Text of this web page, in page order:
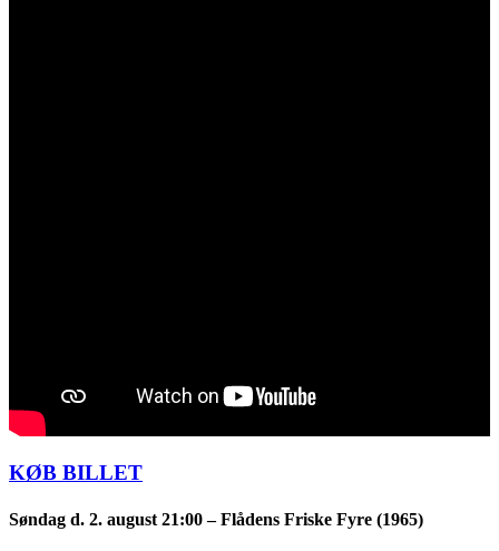
KØB BILLET
Søndag d. 2. august 21:00 –Flådens Friske Fyre (1965)